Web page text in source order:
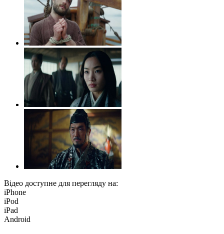
Відео доступне для перегляду на:
iPhone
iPod
iPad
Android